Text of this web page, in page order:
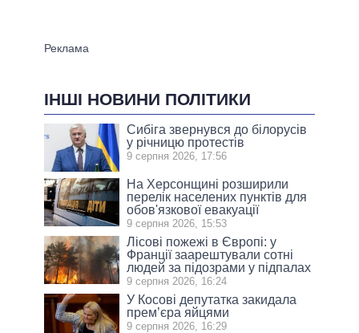
ІНШІ НОВИНИ ПОЛІТИКИ
Сибіга звернувся до білорусів
у річницю протестів
9 серпня 2026, 17:56
На Херсонщині розширили
перелік населених пунктів для
обов'язкової евакуації
9 серпня 2026, 15:53
Лісові пожежі в Європі: у
Франції заарештували сотні
людей за підозрами у підпалах
9 серпня 2026, 16:24
У Косові депутатка закидала
прем’єра яйцями
9 серпня 2026, 16:29